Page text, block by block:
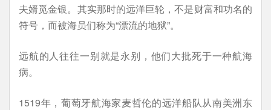
夫婿觅金银。其实那时的远洋巨轮，不是财富和功名的
符号，而被海员们称为“漂流的地狱”。
远航的人往往一别就是永别，他们大批死于一种航海
病。
1519年，葡萄牙航海家麦哲伦的远洋船队从南美洲东